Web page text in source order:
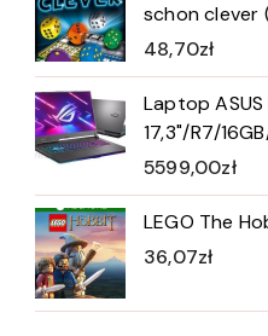
schon clever
48,70zł
Laptop ASUS
17,3"/R7/
5599,00zł
LEGO The
36,07zł